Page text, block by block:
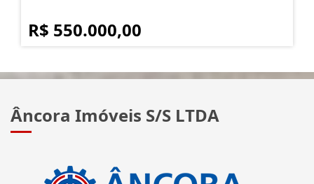
R$ 550.000,00
Âncora Imóveis S/S LTDA